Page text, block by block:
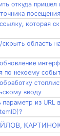
откуда пришел
которая
скрыть область
по некоему
вводу
параметр из